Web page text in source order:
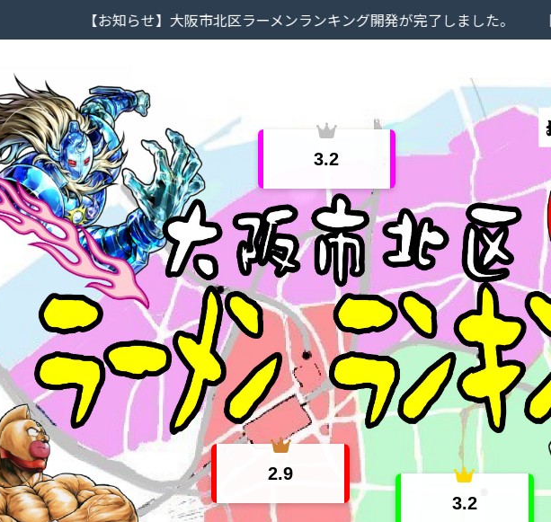
【お知らせ】大阪市北区ラーメンランキング開発が完了しました。 【お知らせ】
3.2
3.2
2.9